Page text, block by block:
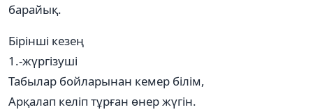
барайық.
Бірінші кезең
1.-жүргізуші
Табылар бойларынан кемер білім,
Арқалап келіп тұрған өнер жүгін.